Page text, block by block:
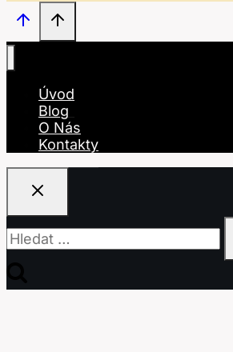
Úvod
Blog
O Nás
Kontakty
Vyhledávání